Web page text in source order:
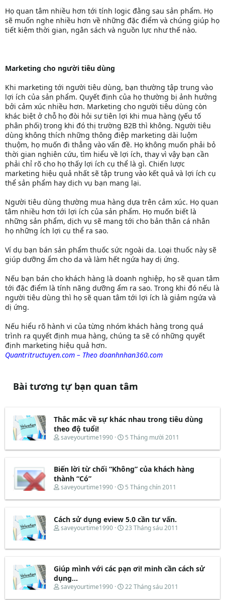
Họ quan tâm nhiều hơn tới tính logic đằng sau sản phẩm. Họ
sẽ muốn nghe nhiều hơn về những đặc điểm và chúng giúp họ
tiết kiệm thời gian, ngân sách và nguồn lực như thế nào.
Marketing cho người tiêu dùng
Khi marketing tới người tiêu dùng, bạn thường tập trung vào
lợi ích của sản phẩm. Quyết định của họ thường bị ảnh hưởng
bởi cảm xúc nhiều hơn. Marketing cho người tiêu dùng còn
khác biệt ở chỗ họ đòi hỏi sự tiên lợi khi mua hàng (yếu tố
phân phối) trong khi đó thị trường B2B thì không. Người tiêu
dùng không thích những thông điệp marketing dài luộm
thuộm, họ muốn đi thẳng vào vấn đề. Họ không muốn phải bỏ
thời gian nghiên cứu, tìm hiểu về lợi ích, thay vì vậy bạn cần
phải chỉ rõ cho họ thấy lợi ích cụ thể là gì. Chiến lược
marketing hiệu quả nhất sẽ tập trung vào kết quả và lợi ích cụ
thể sản phẩm hay dịch vụ bạn mang lại.
Người tiêu dùng thường mua hàng dựa trên cảm xúc. Họ quan
tâm nhiều hơn tới lợi ích của sản phẩm. Họ muốn biết là
những sản phẩm, dịch vụ sẽ mang tới cho bản thân cá nhân
họ những ích lợi cụ thể ra sao.
Ví dụ bạn bán sản phẩm thuốc sức ngoài da. Loại thuốc này sẽ
giúp dưỡng ẩm cho da và làm hết ngứa hay dị ứng.
Nếu bạn bán cho khách hàng là doanh nghiệp, họ sẽ quan tâm
tới đặc điểm là tính năng dưỡng ẩm ra sao. Trong khi đó nếu là
người tiêu dùng thì họ sẽ quan tâm tới lợi ích là giảm ngứa và
dị ứng.
Nếu hiểu rõ hành vi của từng nhóm khách hàng trong quá
trình ra quyết định mua hàng, chúng ta sẽ có những quyết
định marketing hiệu quả hơn.
Quantritructuyen.com – Theo doanhnhan360.com
Bài tương tự bạn quan tâm
Thắc mắc về sự khác nhau trong tiêu dùng
theo độ tuổi!
T
r
a
d
s
a
t
e
saveyourtime1990
N
à
b
t
ầ
5 Tháng mười 2011
Biến lời từ chối “Không” của khách hàng
thành “Có”
T
r
a
d
a
t
e
r
saveyourtime1990
N
à
b
ắ
ầ
5 Tháng chín 2011
Cách sử dụng eview 5.0 cần tư vấn.
T
e
d
s
t
a
saveyourtime1990
N
y
ắ
t
đ
ầ
23 Tháng sáu 2011
Giúp mình với các pạn ơi! minh cần cách sử
dụng...
T
saveyourtime1990
N
22 Tháng sáu 2011